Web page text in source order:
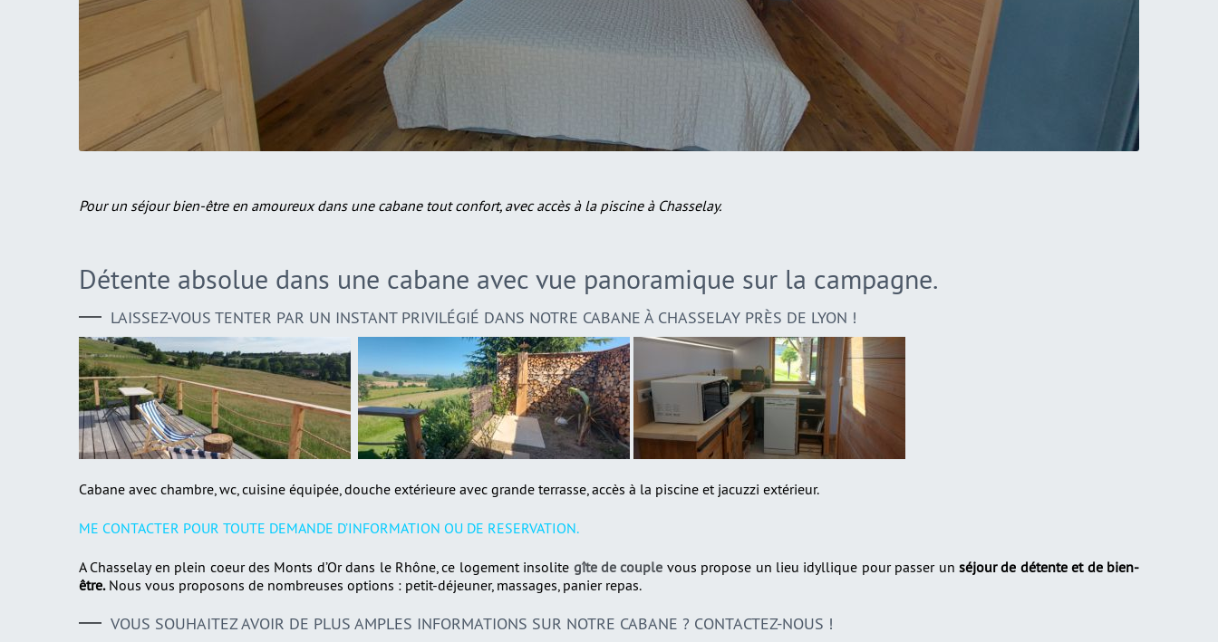
Pour un séjour bien-être en amoureux dans une cabane tout confort, avec accès à la piscine à Chasselay.
Détente absolue dans une cabane avec vue panoramique sur la campagne.
LAISSEZ-VOUS TENTER PAR UN INSTANT PRIVILÉGIÉ DANS NOTRE CABANE À CHASSELAY PRÈS DE LYON !
Cabane avec chambre, wc, cuisine équipée, douche extérieure avec grande terrasse, accès à la piscine et jacuzzi extérieur.
ME CONTACTER POUR TOUTE DEMANDE D’INFORMATION OU DE RESERVATION.
A Chasselay en plein coeur des Monts d’Or dans le Rhône, ce logement insolite gîte de couple vous propose un lieu idyllique pour passer unséjour de détente et de bien-
être.Nous vous proposons de nombreuses options : petit-déjeuner, massages, panier repas.
VOUS SOUHAITEZ AVOIR DE PLUS AMPLES INFORMATIONS SUR NOTRE CABANE ? CONTACTEZ-NOUS !